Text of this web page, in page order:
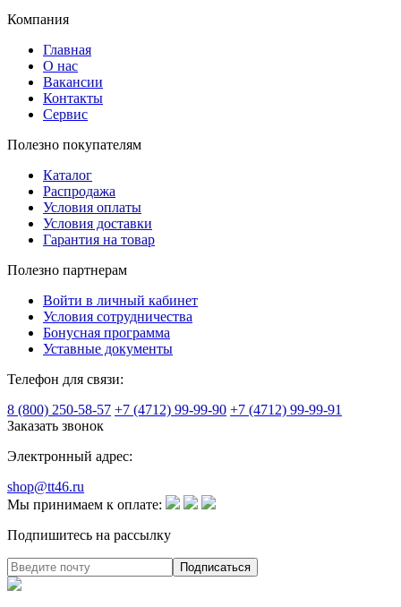
Компания
Главная
О нас
Вакансии
Контакты
Сервис
Полезно покупателям
Каталог
Распродажа
Условия оплаты
Условия доставки
Гарантия на товар
Полезно партнерам
Войти в личный кабинет
Условия сотрудничества
Бонусная программа
Уставные документы
Телефон для связи:
8 (800) 250-58-57 +7 (4712) 99-99-90 +7 (4712) 99-99-91
Заказать звонок
Электронный адрес:
shop@tt46.ru
Мы принимаем к оплате:
Подпишитесь на рассылку